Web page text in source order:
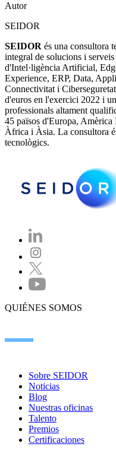
Autor
SEIDOR
SEIDOR és una consultora
integral de solucions i
d'Intel·ligència Artificial,
Experience, ERP, Data,
Connectivitat i
d'euros en l'exercici 2022 i
professionals altament
45 països d'Europa,
Àfrica i Àsia. La consultora
tecnològics.
QUIÉNES SOMOS
Sobre SEIDOR
Noticias
Blog
Nuestras oficinas
Talento
Premios
Certificaciones